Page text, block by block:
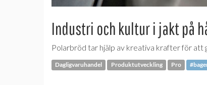
Industri och kultur i jakt på
Polarbröd tar hjälp av kreativa krafter för att
Dagligvaruhandel Produktutveckling Pro